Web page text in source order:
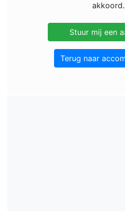
akkoord.
Terug naar